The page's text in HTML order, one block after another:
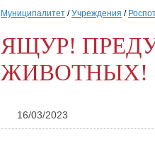
Муниципалитет /Учреждения /
ЯЩУР!
ЖИВОТНЫХ!
16/03/2023